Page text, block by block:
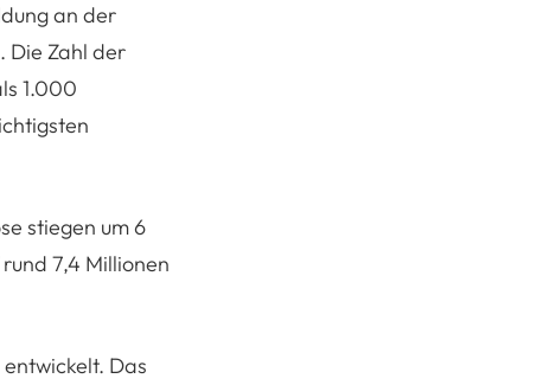
an der
Die Zahl der
1.000
stiegen um 6
7,4 Millionen
Das